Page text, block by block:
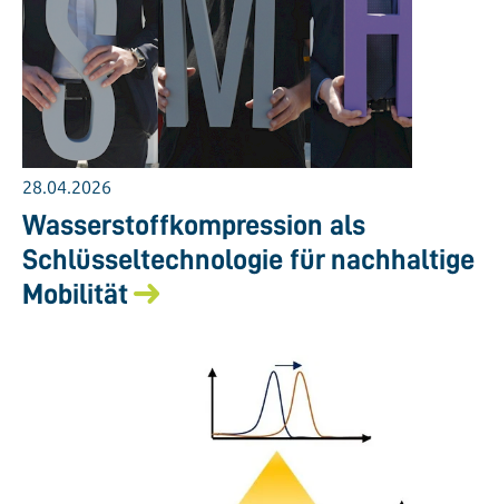
28.04.2026
Wasserstoffkompression als
Schlüsseltechnologie für nachhaltige
Mobilität